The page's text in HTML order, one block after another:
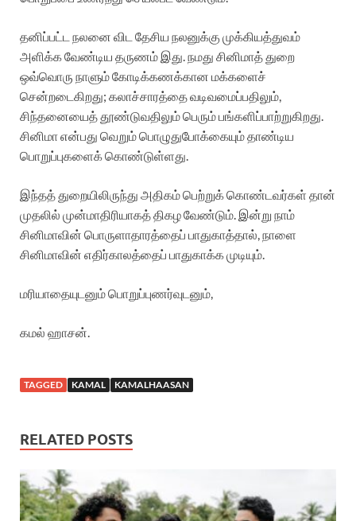
தனிப்பட்ட நலனை விட தேசிய நலனுக்கு முக்கியத்துவம்
அளிக்க வேண்டிய தருணம் இது. நமது சினிமாத் துறை
ஒவ்வொரு நாளும் கோடிக்கணக்கான மக்களைச்
சென்றடைகிறது; கலாச்சாரத்தை வடிவமைப்பதிலும்,
சிந்தனையைத் தூண்டுவதிலும் பெரும் பங்களிப்பாற்றுகிறது.
சினிமா என்பது வெறும் பொழுதுபோக்கையும் தாண்டிய
பொறுப்புகளைக் கொண்டுள்ளது.
இந்தத் துறையிலிருந்து அதிகம் பெற்றுக் கொண்டவர்கள் தான்
முதலில் முன்மாதிரியாகத் திகழ வேண்டும். இன்று நாம்
சினிமாவின் பொருளாதாரத்தைப் பாதுகாத்தால், நாளை
சினிமாவின் எதிர்காலத்தைப் பாதுகாக்க முடியும்.
மரியாதையுடனும் பொறுப்புணர்வுடனும்,
கமல் ஹாசன்.
TAGGED KAMAL KAMALHAASAN
RELATED POSTS